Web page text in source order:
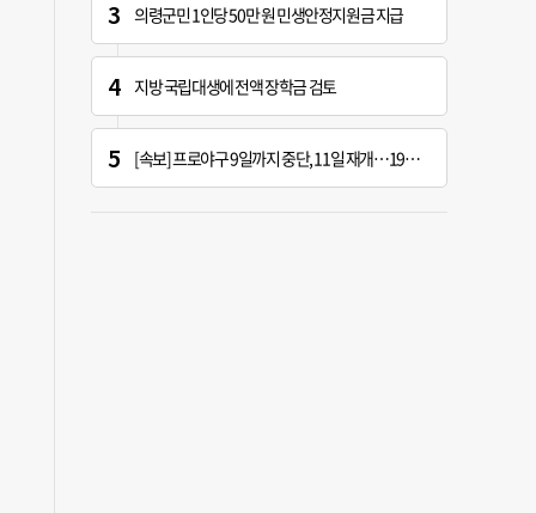
의령군민 1인당 50만 원 민생안정지원금 지급
지방 국립대생에 전액 장학금 검토
[속보] 프로야구 9일까지 중단, 11일 재개…19시 경기 시작